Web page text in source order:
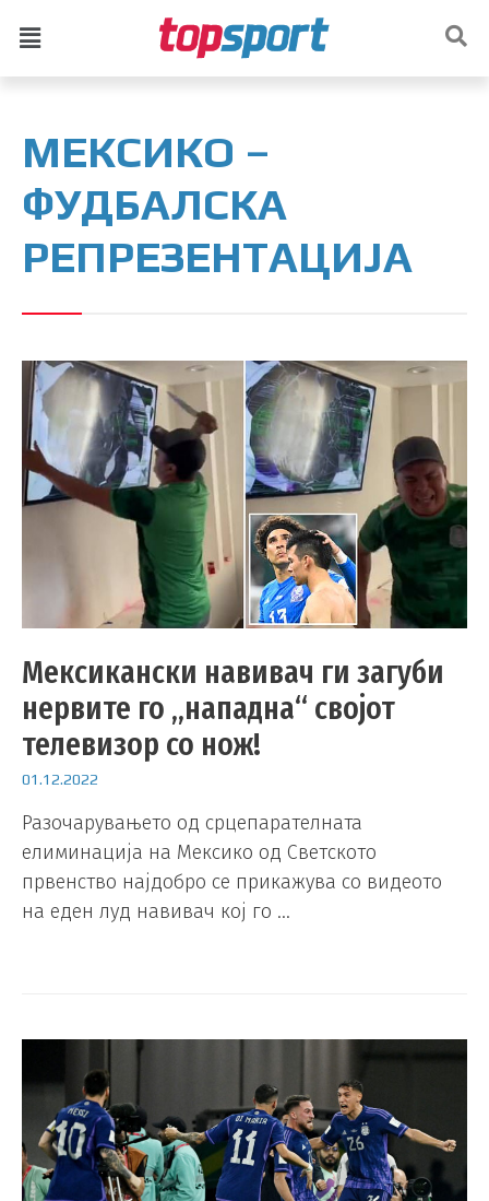
МЕКСИКО –
ФУДБАЛСКА
РЕПРЕЗЕНТАЦИЈА
Мексикански навивач ги загуби
нервите го „нападна“ својот
телевизор со нож!
01.12.2022
Разочарувањето од срцепарателната
елиминација на Мексико од Светското
првенство најдобро се прикажува со видеото
на еден луд навивач кој го …